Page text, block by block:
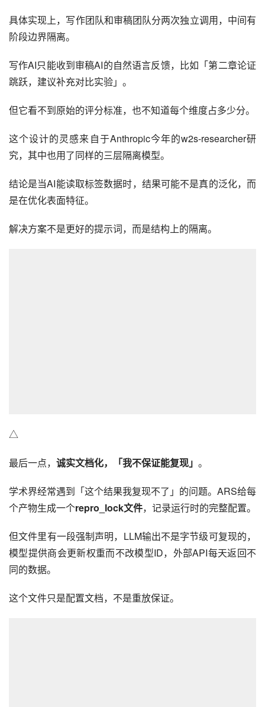
具体实现上，写作团队和审稿团队分两次独立调用，中间有
阶段边界隔离。
写作AI只能收到审稿AI的自然语言反馈，比如「第二章论证
跳跃，建议补充对比实验」。
但它看不到原始的评分标准，也不知道每个维度占多少分。
这个设计的灵感来自于Anthropic今年的w2s-researcher研
究，其中也用了同样的三层隔离模型。
结论是当AI能读取标签数据时，结果可能不是真的泛化，而
是在优化表面特征。
解决方案不是更好的提示词，而是结构上的隔离。
△
最后一点， 诚实文档化，「我不保证能复现」 。
学术界经常遇到「这个结果我复现不了」的问题。ARS给每
个产物生成一个repro_lock文件，记录运行时的完整配置。
但文件里有一段强制声明，LLM输出不是字节级可复现的，
模型提供商会更新权重而不改模型ID，外部API每天返回不
同的数据。
这个文件只是配置文档，不是重放保证。